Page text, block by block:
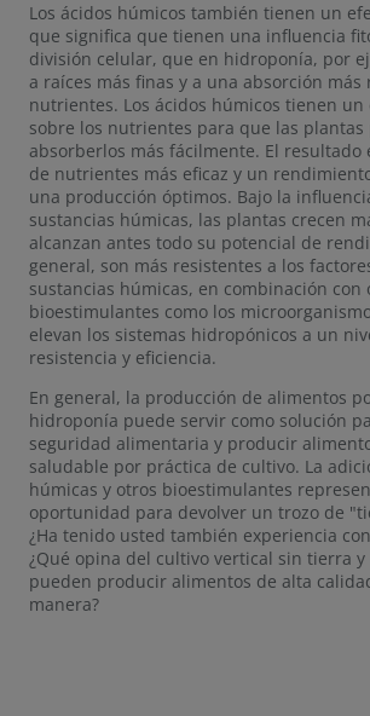
Los ácidos húmicos también tienen un
que significa que tienen una influencia
división celular, que en hidroponía, por
a raíces más finas y a una absorción más
nutrientes. Los ácidos húmicos tienen
sobre los nutrientes para que las plantas
absorberlos más fácilmente. El
de nutrientes más eficaz y un
una producción óptimos. Bajo la
sustancias húmicas, las plantas crecen
alcanzan antes todo su potencial de
general, son más resistentes a los
sustancias húmicas, en combinación con
bioestimulantes como los
elevan los sistemas hidropónicos a un
resistencia y eficiencia.
En general, la producción de alimentos
hidroponía puede servir como solución
seguridad alimentaria y producir
saludable por práctica de cultivo. La
húmicas y otros bioestimulantes
oportunidad para devolver un trozo de
¿Ha tenido usted también experiencia
¿Qué opina del cultivo vertical sin tierra y
pueden producir alimentos de alta
manera?